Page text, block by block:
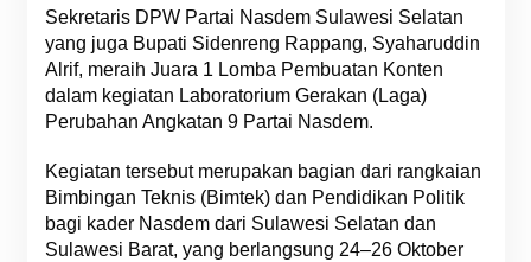
Sekretaris DPW Partai Nasdem Sulawesi Selatan
yang juga Bupati Sidenreng Rappang, Syaharuddin
Alrif, meraih Juara 1 Lomba Pembuatan Konten
dalam kegiatan Laboratorium Gerakan (Laga)
Perubahan Angkatan 9 Partai Nasdem.
Kegiatan tersebut merupakan bagian dari rangkaian
Bimbingan Teknis (Bimtek) dan Pendidikan Politik
bagi kader Nasdem dari Sulawesi Selatan dan
Sulawesi Barat, yang berlangsung 24–26 Oktober